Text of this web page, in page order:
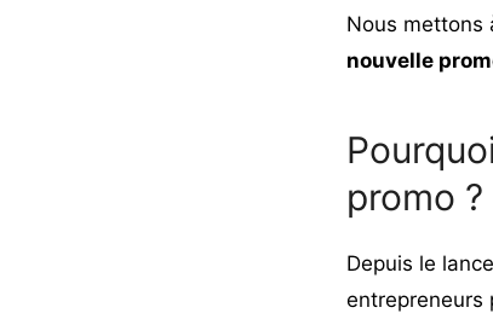
Nous mettons
nouvelle
promo ?
Depuis le
entrepreneurs